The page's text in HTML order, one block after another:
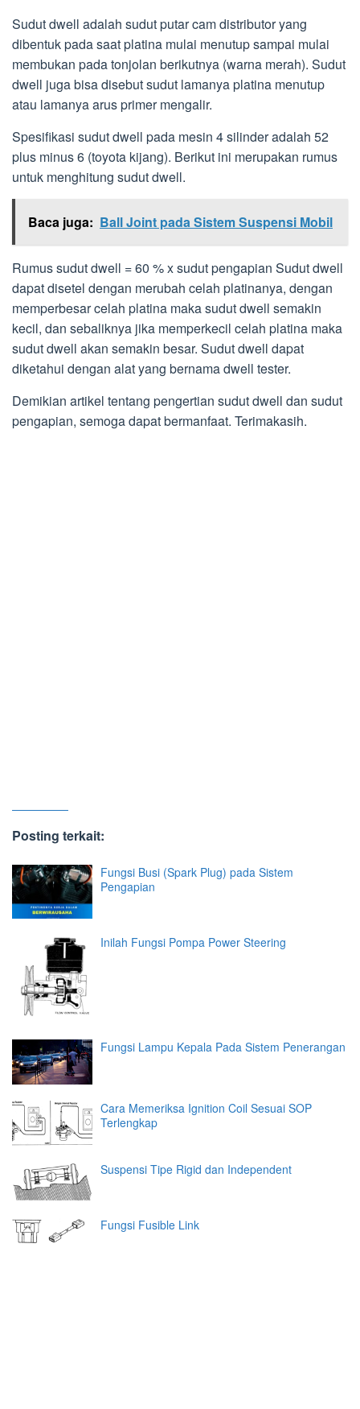
Sudut dwell adalah sudut putar cam distributor yang
dibentuk pada saat platina mulai menutup sampai mulai
membukan pada tonjolan berikutnya (warna merah). Sudut
dwell juga bisa disebut sudut lamanya platina menutup
atau lamanya arus primer mengalir.
Spesifikasi sudut dwell pada mesin 4 silinder adalah 52
plus minus 6 (toyota kijang). Berikut ini merupakan rumus
untuk menghitung sudut dwell.
Baca juga: Ball Joint pada Sistem Suspensi Mobil
Rumus sudut dwell = 60 % x sudut pengapian Sudut dwell
dapat disetel dengan merubah celah platinanya, dengan
memperbesar celah platina maka sudut dwell semakin
kecil, dan sebaliknya jika memperkecil celah platina maka
sudut dwell akan semakin besar. Sudut dwell dapat
diketahui dengan alat yang bernama dwell tester.
Demikian artikel tentang pengertian sudut dwell dan sudut
pengapian, semoga dapat bermanfaat. Terimakasih.
Posting terkait:
Fungsi Busi (Spark Plug) pada Sistem
Pengapian
Inilah Fungsi Pompa Power Steering
Fungsi Lampu Kepala Pada Sistem Penerangan
Cara Memeriksa Ignition Coil Sesuai SOP
Terlengkap
Suspensi Tipe Rigid dan Independent
Fungsi Fusible Link